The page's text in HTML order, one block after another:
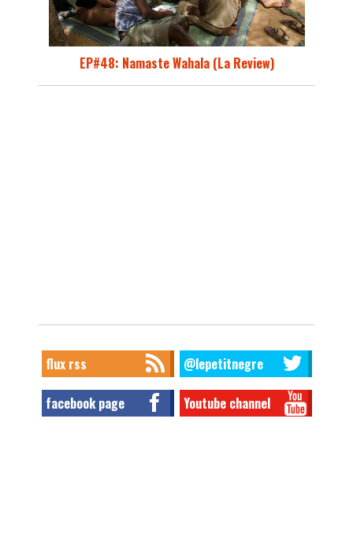
EP#48: Namaste Wahala (La Review)
flux rss @lepetitnegre
facebook page Youtube channel